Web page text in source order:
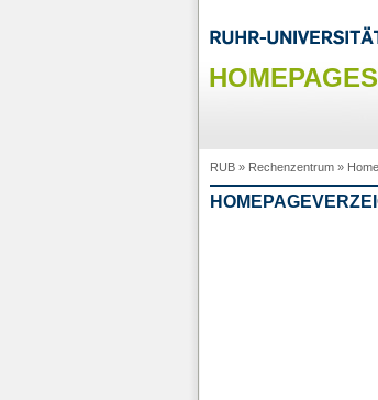
RUB» Rechenzentrum»